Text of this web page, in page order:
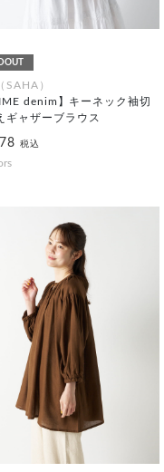
SAHA）
denim】キーネック袖切
ギャザーブラウス
税込